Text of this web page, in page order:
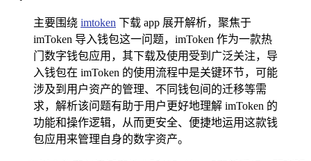
主要围绕 imtoken 下载 app 展开解析，聚焦于
imToken 导入钱包这一问题，imToken 作为一款热
门数字钱包应用，其下载及使用受到广泛关注，导
入钱包在 imToken 的使用流程中是关键环节，可能
涉及到用户资产的管理、不同钱包间的迁移等需
求，解析该问题有助于用户更好地理解 imToken 的
功能和操作逻辑，从而更安全、便捷地运用这款钱
包应用来管理自身的数字资产。